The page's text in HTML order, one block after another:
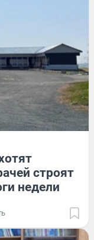
строят
недели